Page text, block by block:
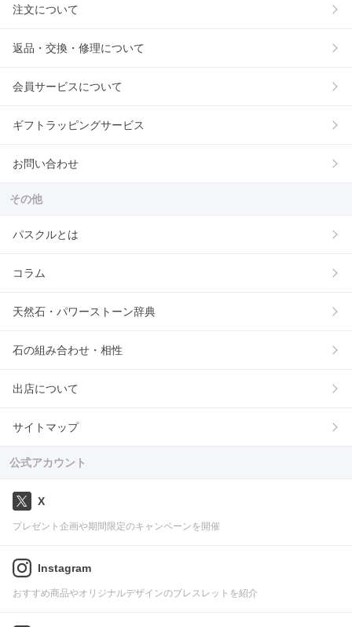
注文について
返品・交換・修理について
会員サービスについて
ギフトラッピングサービス
お問い合わせ
その他
パスクルとは
コラム
天然石・パワーストーン辞典
石の組み合わせ・相性
出店について
サイトマップ
公式アカウント
X
プレゼント企画や期間限定のキャンペーンを開催
Instagram
おすすめ商品やオリジナルデザインのブレスレットを紹介